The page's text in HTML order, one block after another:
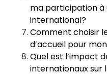
ma participation à
international?
Comment choisir
d’accueil pour
Quel est l’impact
internationaux sur